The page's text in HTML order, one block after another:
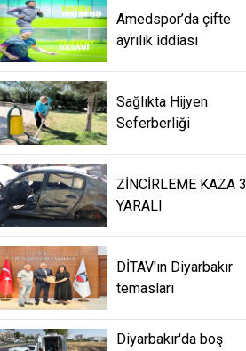
Amedspor’da çifte
ayrılık iddiası
Sağlıkta Hijyen
Seferberliği
ZİNCİRLEME KAZA 3
YARALI
DİTAV'ın Diyarbakır
temasları
Diyarbakır'da boş